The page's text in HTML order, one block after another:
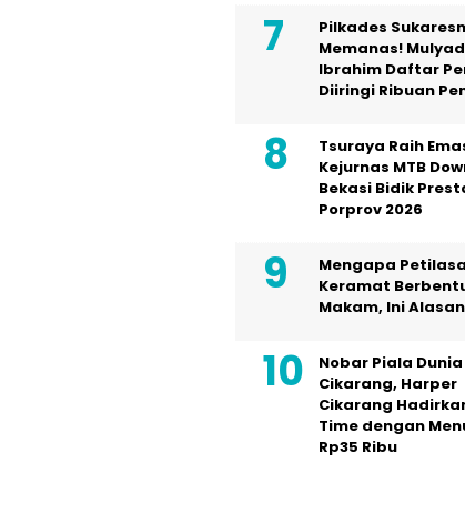
Pilkades
Memanas!
Ibrahim Daftar
Diiringi Ribuan
Tsuraya Raih
Kejurnas MTB
Bekasi Bidik
Porprov 2026
Mengapa
Keramat
Makam, Ini
Nobar Piala
Cikarang, Harper
Cikarang
Time dengan
Rp35 Ribu